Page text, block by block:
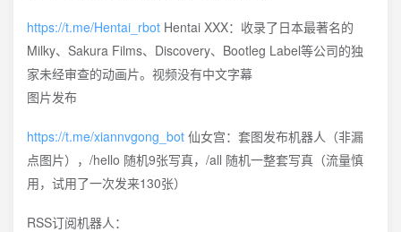
https://t.me/Hentai_rbot Hentai XXX：收录了日本最著名的
Milky、Sakura Films、Discovery、Bootleg Label等公司的独
家未经审查的动画片。视频没有中文字幕
图片发布
https://t.me/xiannvgong_bot 仙女宫：套图发布机器人（非漏
点图片），/hello 随机9张写真，/all 随机一整套写真（流量慎
用，试用了一次发来130张）
RSS订阅机器人：